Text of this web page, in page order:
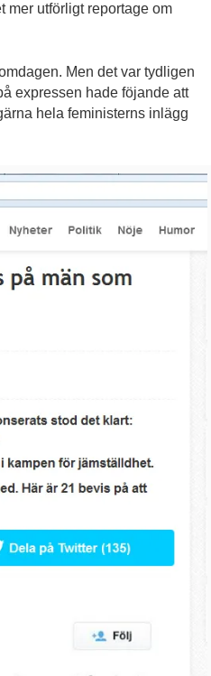
mer utförligt reportage om
Men det var tydligen
expressen hade föjande att
hela feministerns inlägg